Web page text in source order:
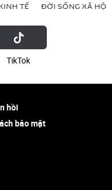
TẾ ĐỜI SỐNG XÃ HỘI
ТikТоk
hồi
bảo mật